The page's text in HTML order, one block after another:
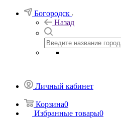
Богородск
Назад
Личный кабинет
Корзина0
Избранные товары0